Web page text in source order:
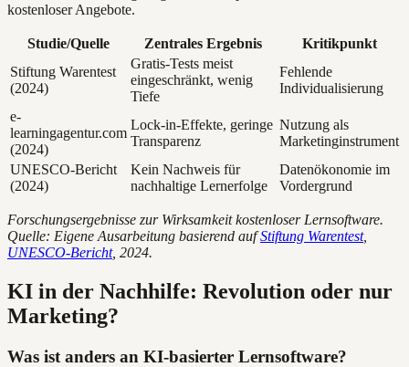
kostenloser Angebote.
Studie/Quelle Zentrales Ergebnis
Kritikpunkt
Stiftung Warentest
(2024)
Gratis-Tests meist
eingeschränkt, wenig
Tiefe
Fehlende
Individualisierung
e-
learningagentur.com
(2024)
Lock-in-Effekte, geringe
Transparenz
Nutzung als
Marketinginstrument
UNESCO-Bericht
(2024)
Kein Nachweis für
nachhaltige Lernerfolge
Datenökonomie im
Vordergrund
Forschungsergebnisse zur Wirksamkeit kostenloser Lernsoftware.
Quelle: Eigene Ausarbeitung basierend aufStiftung Warentest,
UNESCO-Bericht, 2024.
KI in der Nachhilfe: Revolution oder nur
Marketing?
Was ist anders an KI-basierter Lernsoftware?